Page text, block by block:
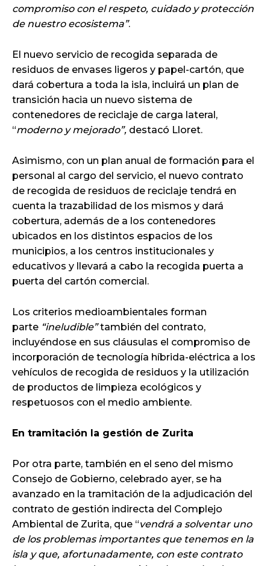
compromiso con el respeto, cuidado y protección
de nuestro ecosistema”.
El nuevo servicio de recogida separada de
residuos de envases ligeros y papel-cartón, que
dará cobertura a toda la isla, incluirá un plan de
transición hacia un nuevo sistema de
contenedores de reciclaje de carga lateral,
“moderno y mejorado”, destacó Lloret.
Asimismo, con un plan anual de formación para el
personal al cargo del servicio, el nuevo contrato
de recogida de residuos de reciclaje tendrá en
cuenta la trazabilidad de los mismos y dará
cobertura, además de a los contenedores
ubicados en los distintos espacios de los
municipios, a los centros institucionales y
educativos y llevará a cabo la recogida puerta a
puerta del cartón comercial.
Los criterios medioambientales forman
parte “ineludible”también del contrato,
incluyéndose en sus cláusulas el compromiso de
incorporación de tecnología híbrida-eléctrica a los
vehículos de recogida de residuos y la utilización
de productos de limpieza ecológicos y
respetuosos con el medio ambiente.
En tramitación la gestión de Zurita
Por otra parte, también en el seno del mismo
Consejo de Gobierno, celebrado ayer, se ha
avanzado en la tramitación de la adjudicación del
contrato de gestión indirecta del Complejo
Ambiental de Zurita, que “vendrá a solventar uno
de los problemas importantes que tenemos en la
isla y que, afortunadamente, con este contrato